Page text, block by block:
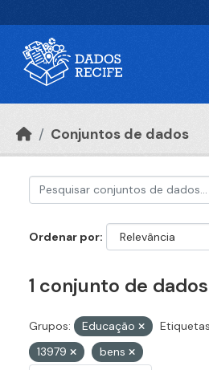
Conjuntos de dados
Ordenar por
1 conjunto de
Grupos: Educação
13979
bens